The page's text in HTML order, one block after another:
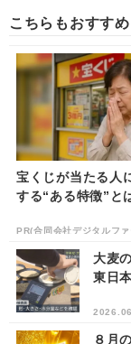
こちらもおすすめ
宝くじが当たる人
する“ある特徴”と
PR(合同会社デジタルフ
大麦
東日
８月